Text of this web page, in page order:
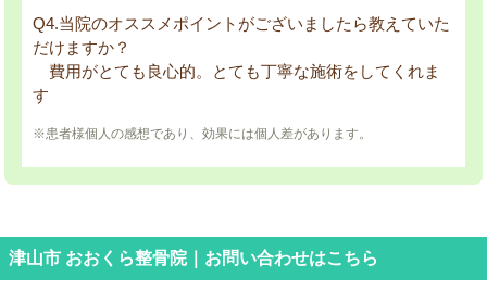
Q4.当院のオススメポイントがございましたら教えていた
だけますか？
費用がとても良心的。とても丁寧な施術をしてくれま
す
※患者様個人の感想であり、効果には個人差があります。
津山市 おおくら整骨院｜お問い合わせはこちら